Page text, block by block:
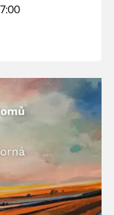
z vlastních